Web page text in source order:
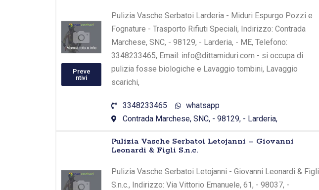
Preve
ntivi
Pulizia Vasche Serbatoi Larderia - Miduri Espurgo Pozzi e
Fognature - Trasporto Rifiuti Speciali, Indirizzo: Contrada
Marchese, SNC, - 98129, - Larderia, - ME, Telefono:
3348233465, Email: info@dittamiduri.com - si occupa di
pulizia fosse biologiche e Lavaggio tombini, Lavaggio
scarichi,
3348233465
whatsapp
Contrada Marchese, SNC, - 98129, - Larderia,
Pulizia Vasche Serbatoi Letojanni – Giovanni
Leonardi & Figli S.n.c.
Pulizia Vasche Serbatoi Letojanni - Giovanni Leonardi & Figli
S.n.c., Indirizzo: Via Vittorio Emanuele, 61, - 98037, -